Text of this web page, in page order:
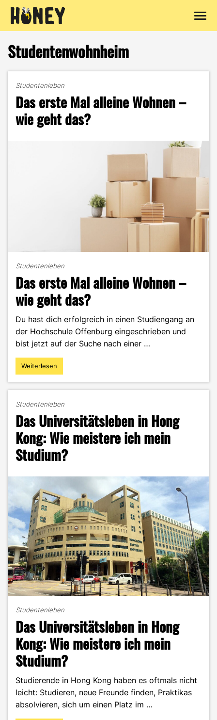
Inhalt
springen
Studentenwohnheim
Studentenleben
Das erste Mal alleine Wohnen –
wie geht das?
Studentenleben
Das erste Mal alleine Wohnen –
wie geht das?
Du hast dich erfolgreich in einen Studiengang an
der Hochschule Offenburg eingeschrieben und
bist jetzt auf der Suche nach einer …
"Das
erste
Wohnen
–
wie
geht
das?"
Weiterlesen
Studentenleben
Das Universitätsleben in Hong
Kong: Wie meistere ich mein
Studium?
Studentenleben
Das Universitätsleben in Hong
Kong: Wie meistere ich mein
Studium?
Studierende in Hong Kong haben es oftmals nicht
leicht: Studieren, neue Freunde finden, Praktikas
absolvieren, sich um einen Platz im …